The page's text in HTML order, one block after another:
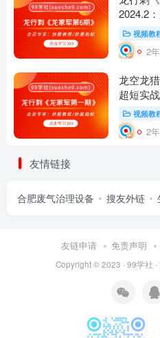
2024.2
略与情
视频教
2
龙空龙
超短实
年 10 月
视频教
2
友情链接
合肥废气治理设备 搜友外链
友链申请 免责声明
Copyright © 2023 · 99学社 ·